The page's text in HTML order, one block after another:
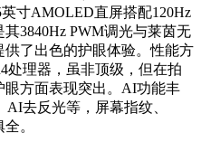
寸AMOLED直屏搭配120Hz
3840Hz PWM调光与莱茵无
了出色的护眼体验。性能方
处理器，虽非顶级，但在拍
眼方面表现突出。AI功能丰
去反光等，屏幕指纹、
。